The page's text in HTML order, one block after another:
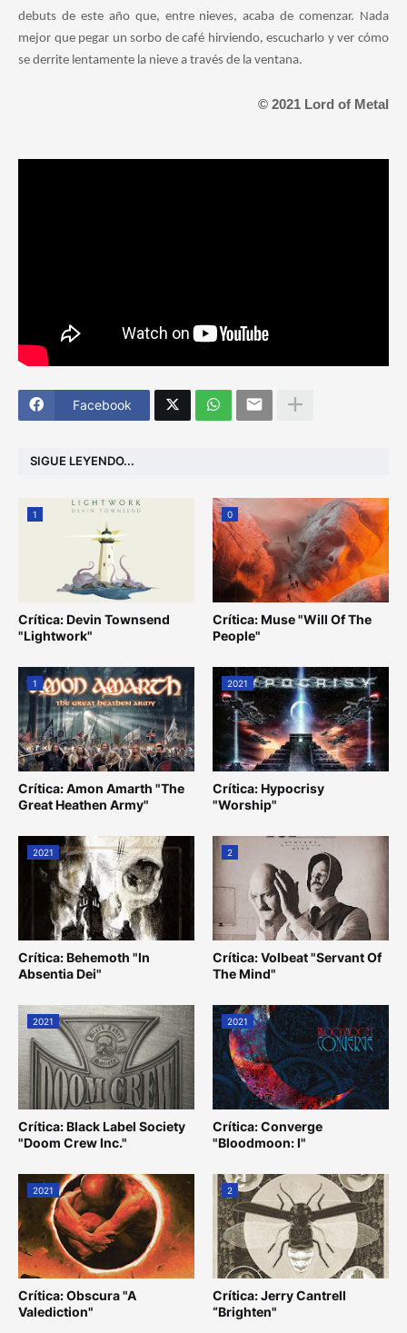
debuts de este año que, entre nieves, acaba de comenzar. Nada
mejor que pegar un sorbo de café hirviendo, escucharlo y ver cómo
se derrite lentamente la nieve a través de la ventana.
© 2021 Lord of Metal
Facebook
SIGUE LEYENDO...
1
Crítica: Devin Townsend
"Lightwork"
0
Crítica: Muse "Will Of The
People"
1
Crítica: Amon Amarth "The
Great Heathen Army"
2021
Crítica: Hypocrisy
"Worship"
2021
Crítica: Behemoth "In
Absentia Dei"
2
Crítica: Volbeat "Servant Of
The Mind"
2021
Crítica: Black Label Society
"Doom Crew Inc."
2021
Crítica: Converge
"Bloodmoon: I"
2021
Crítica: Obscura "A
Valediction"
2
Crítica: Jerry Cantrell
“Brighten"